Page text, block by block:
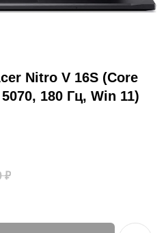
Nitro V 16S (Core
180 Гц, Win 11)
₽